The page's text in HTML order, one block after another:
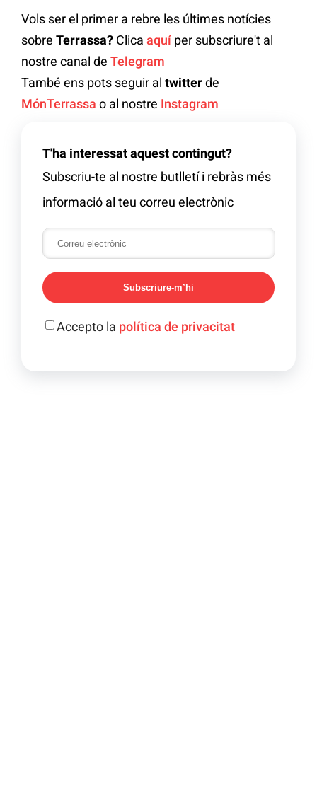
Vols ser el primer a rebre les últimes notícies
sobre Terrassa? Clica aquí per subscriure't al
nostre canal de Telegram
També ens pots seguir al twitterde
MónTerrassa o al nostre Instagram
T'ha interessat aquest contingut?
Subscriu-te al nostre butlletí i rebràs més
informació al teu correu electrònic
Subscriure-m’hi
Accepto la política de privacitat